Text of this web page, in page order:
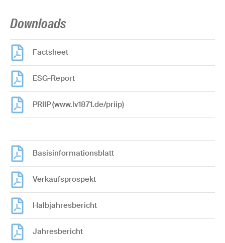
Downloads
Factsheet
ESG-Report
PRIIP (www.lv1871.de/priip)
Basisinformationsblatt
Verkaufsprospekt
Halbjahresbericht
Jahresbericht